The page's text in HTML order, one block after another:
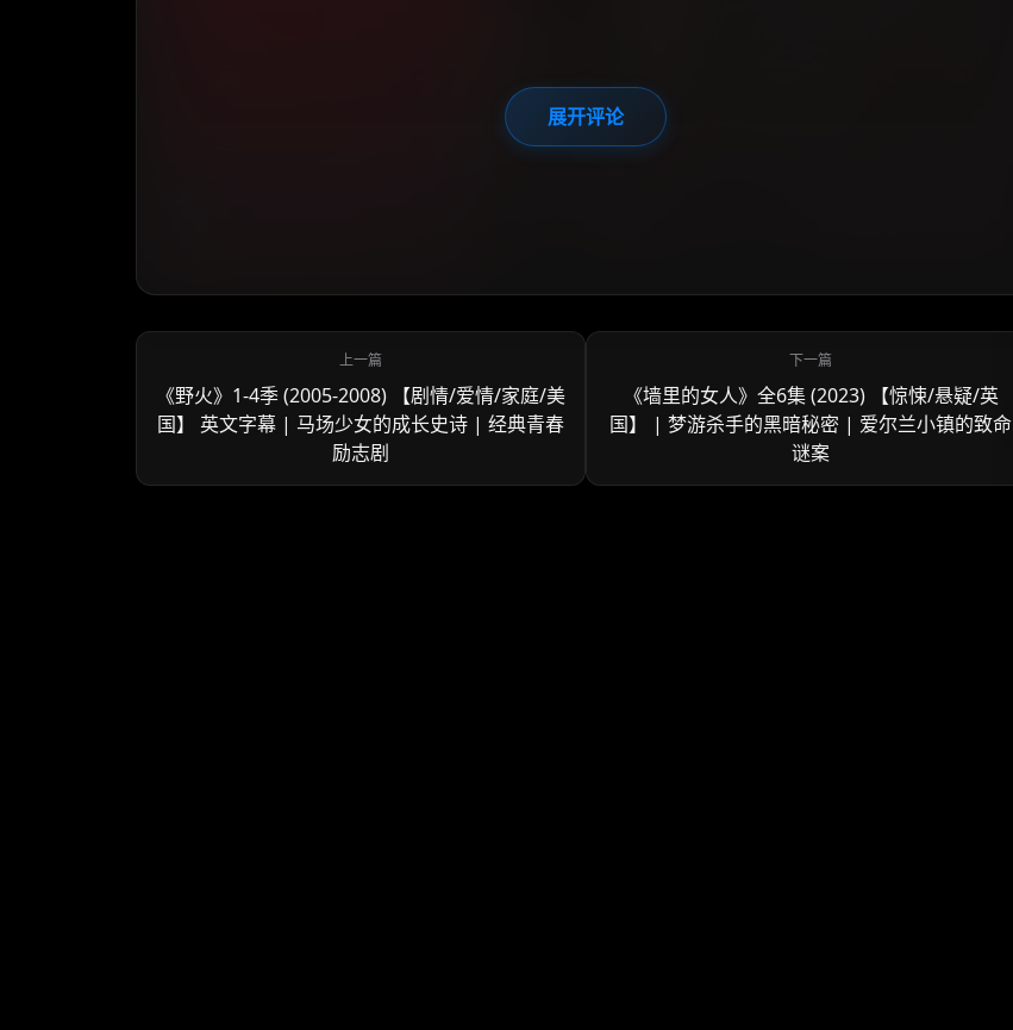
展开评论
《野火》1-4季 (2005-2008) 【剧情/爱情/家庭/美
国】 英文字幕 | 马场少女的成长史诗 | 经典青春
励志剧
《墙里的女人》全6集 (2023) 【惊悚/悬疑/英
国】 | 梦游杀手的黑暗秘密 | 爱尔兰小镇的致命
谜案